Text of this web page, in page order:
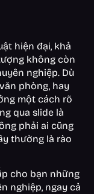
hiện đại, khả
không còn
nghiệp. Dù
phòng, hay
một cách rõ
qua slide là
phải ai cũng
thường là rào
cho bạn những
nghiệp, ngay cả